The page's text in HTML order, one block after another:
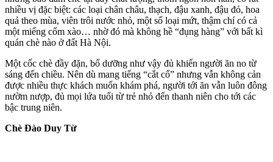
nhiều vị đặc biệt: các loại chân châu, thạch, đậu xanh, đậu đỏ, hoa
quả theo mùa, viên trôi nước nhỏ, một số loại mứt, thậm chí có cả
một miếng cốm xào… nhờ đó mà không hề “đụng hàng” với bất kì
quán chè nào ở đất Hà Nội.
Một cốc chè đầy đặn, bổ dưỡng như vậy đủ khiến người ăn no từ
sáng đến chiều. Nên dù mang tiếng “cắt cổ” nhưng vẫn không cản
được nhiều thực khách muốn khám phá, người tới ăn vẫn luôn đông
nườm nượp, đủ mọi lứa tuổi từ trẻ nhỏ đến thanh niên cho tới các
bậc trung niên.
Chè Đào Duy Từ